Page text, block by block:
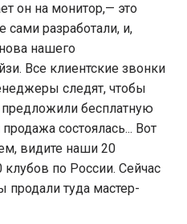
он на монитор,— это
разработали, и,
нашего
Все клиентские звонки
следят, чтобы
бесплатную
состоялась... Вот
видите наши 20
клубов по России. Сейчас
туда мастер-